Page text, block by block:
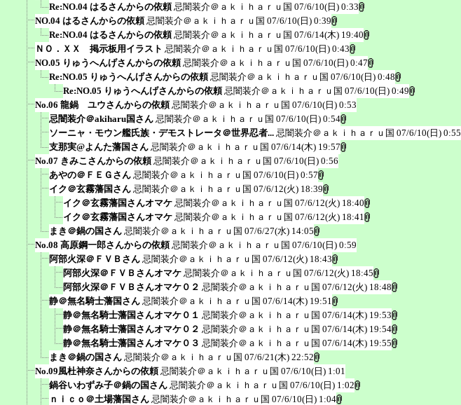
Re:NO.04 はるさんからの依頼 忌闇装介＠ａｋｉｈａｒｕ国 07/6/10(日) 0:33
NO.04 はるさんからの依頼 忌闇装介＠ａｋｉｈａｒｕ国 07/6/10(日) 0:39
Re:NO.04 はるさんからの依頼 忌闇装介＠ａｋｉｈａｒｕ国 07/6/14(木) 19:40
ＮＯ．ＸＸ 掲示板用イラスト 忌闇装介＠ａｋｉｈａｒｕ国 07/6/10(日) 0:43
NO.05 りゅうへんげさんからの依頼 忌闇装介＠ａｋｉｈａｒｕ国 07/6/10(日) 0:47
Re:NO.05 りゅうへんげさんからの依頼 忌闇装介＠ａｋｉｈａｒｕ国 07/6/10(日) 0:48
Re:NO.05 りゅうへんげさんからの依頼 忌闇装介＠ａｋｉｈａｒｕ国 07/6/10(日) 0:49
No.06 龍鍋 ユウさんからの依頼 忌闇装介＠ａｋｉｈａｒｕ国 07/6/10(日) 0:53
忌闇装介＠akiharu国さん 忌闇装介＠ａｋｉｈａｒｕ国 07/6/10(日) 0:54
ソーニャ・モウン艦氏族・デモストレータ＠世界忍者... 忌闇装介＠ａｋｉｈａｒｕ国 07/6/10(日) 0:55
支那実@よんた藩国さん 忌闇装介＠ａｋｉｈａｒｕ国 07/6/14(木) 19:57
No.07 きみこさんからの依頼 忌闇装介＠ａｋｉｈａｒｕ国 07/6/10(日) 0:56
あやの＠ＦＥＧさん 忌闇装介＠ａｋｉｈａｒｕ国 07/6/10(日) 0:57
イク＠玄霧藩国さん 忌闇装介＠ａｋｉｈａｒｕ国 07/6/12(火) 18:39
イク＠玄霧藩国さんオマケ 忌闇装介＠ａｋｉｈａｒｕ国 07/6/12(火) 18:40
イク＠玄霧藩国さんオマケ 忌闇装介＠ａｋｉｈａｒｕ国 07/6/12(火) 18:41
まき＠鍋の国さん 忌闇装介＠ａｋｉｈａｒｕ国 07/6/27(水) 14:05
No.08 高原鋼一郎さんからの依頼 忌闇装介＠ａｋｉｈａｒｕ国 07/6/10(日) 0:59
阿部火深＠ＦＶＢさん 忌闇装介＠ａｋｉｈａｒｕ国 07/6/12(火) 18:43
阿部火深＠ＦＶＢさんオマケ 忌闇装介＠ａｋｉｈａｒｕ国 07/6/12(火) 18:45
阿部火深＠ＦＶＢさんオマケ０２ 忌闇装介＠ａｋｉｈａｒｕ国 07/6/12(火) 18:48
静＠無名騎士藩国さん 忌闇装介＠ａｋｉｈａｒｕ国 07/6/14(木) 19:51
静＠無名騎士藩国さんオマケ０１ 忌闇装介＠ａｋｉｈａｒｕ国 07/6/14(木) 19:53
静＠無名騎士藩国さんオマケ０２ 忌闇装介＠ａｋｉｈａｒｕ国 07/6/14(木) 19:54
静＠無名騎士藩国さんオマケ０３ 忌闇装介＠ａｋｉｈａｒｕ国 07/6/14(木) 19:55
まき＠鍋の国さん 忌闇装介＠ａｋｉｈａｒｕ国 07/6/21(木) 22:52
No.09風杜神奈さんからの依頼 忌闇装介＠ａｋｉｈａｒｕ国 07/6/10(日) 1:01
鍋谷いわずみ子＠鍋の国さん 忌闇装介＠ａｋｉｈａｒｕ国 07/6/10(日) 1:02
ｎｉｃｏ＠土場藩国さん 忌闇装介＠ａｋｉｈａｒｕ国 07/6/10(日) 1:04